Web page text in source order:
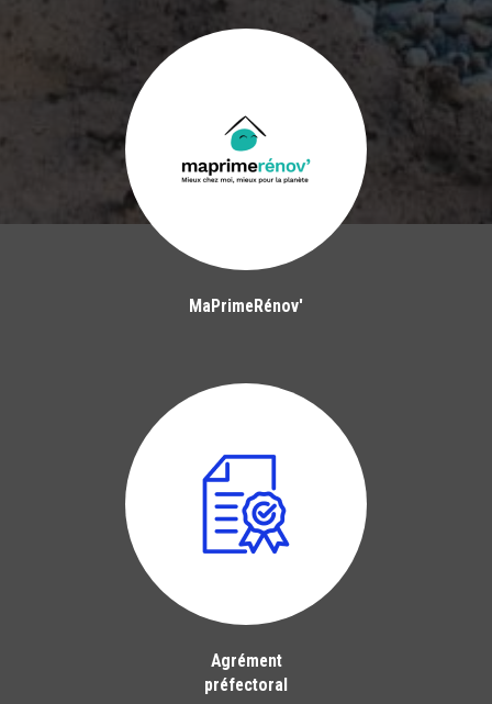
MaPrimeRénov'
Agrément
préfectoral